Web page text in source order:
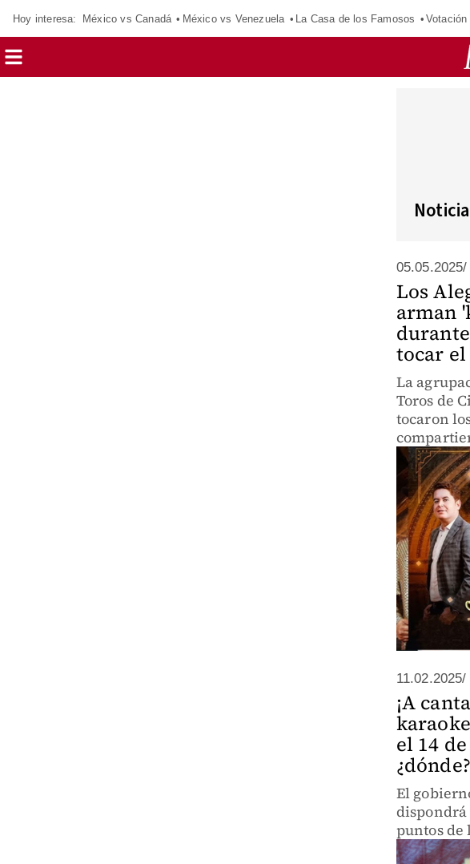
Hoy interesa: México vs Canadá México vs Venezuela La Casa de los Famosos Votación
05.05.2025/
Los
arman
tocar
La
Toros de
tocaron
11.02.2025/
¡A
el 14
¿dónde?
El
puntos